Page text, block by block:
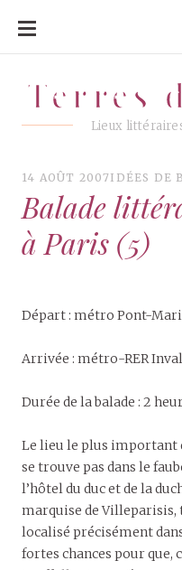
ALLER
CONTENU
Terres
Lieux
14 AOÛT 2007IDÉES DE
Balade
à Paris (5)
Départ : métro Pont-
Arrivée : métro-RER
Durée de la balade : 2
Le lieu le plus important
se trouve pas dans le
l’hôtel du duc et de la
marquise de Villeparisis,
localisé précisément
fortes chances pour que,